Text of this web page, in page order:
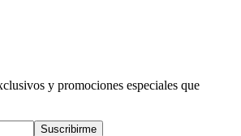
y promociones especiales que
Suscribirme